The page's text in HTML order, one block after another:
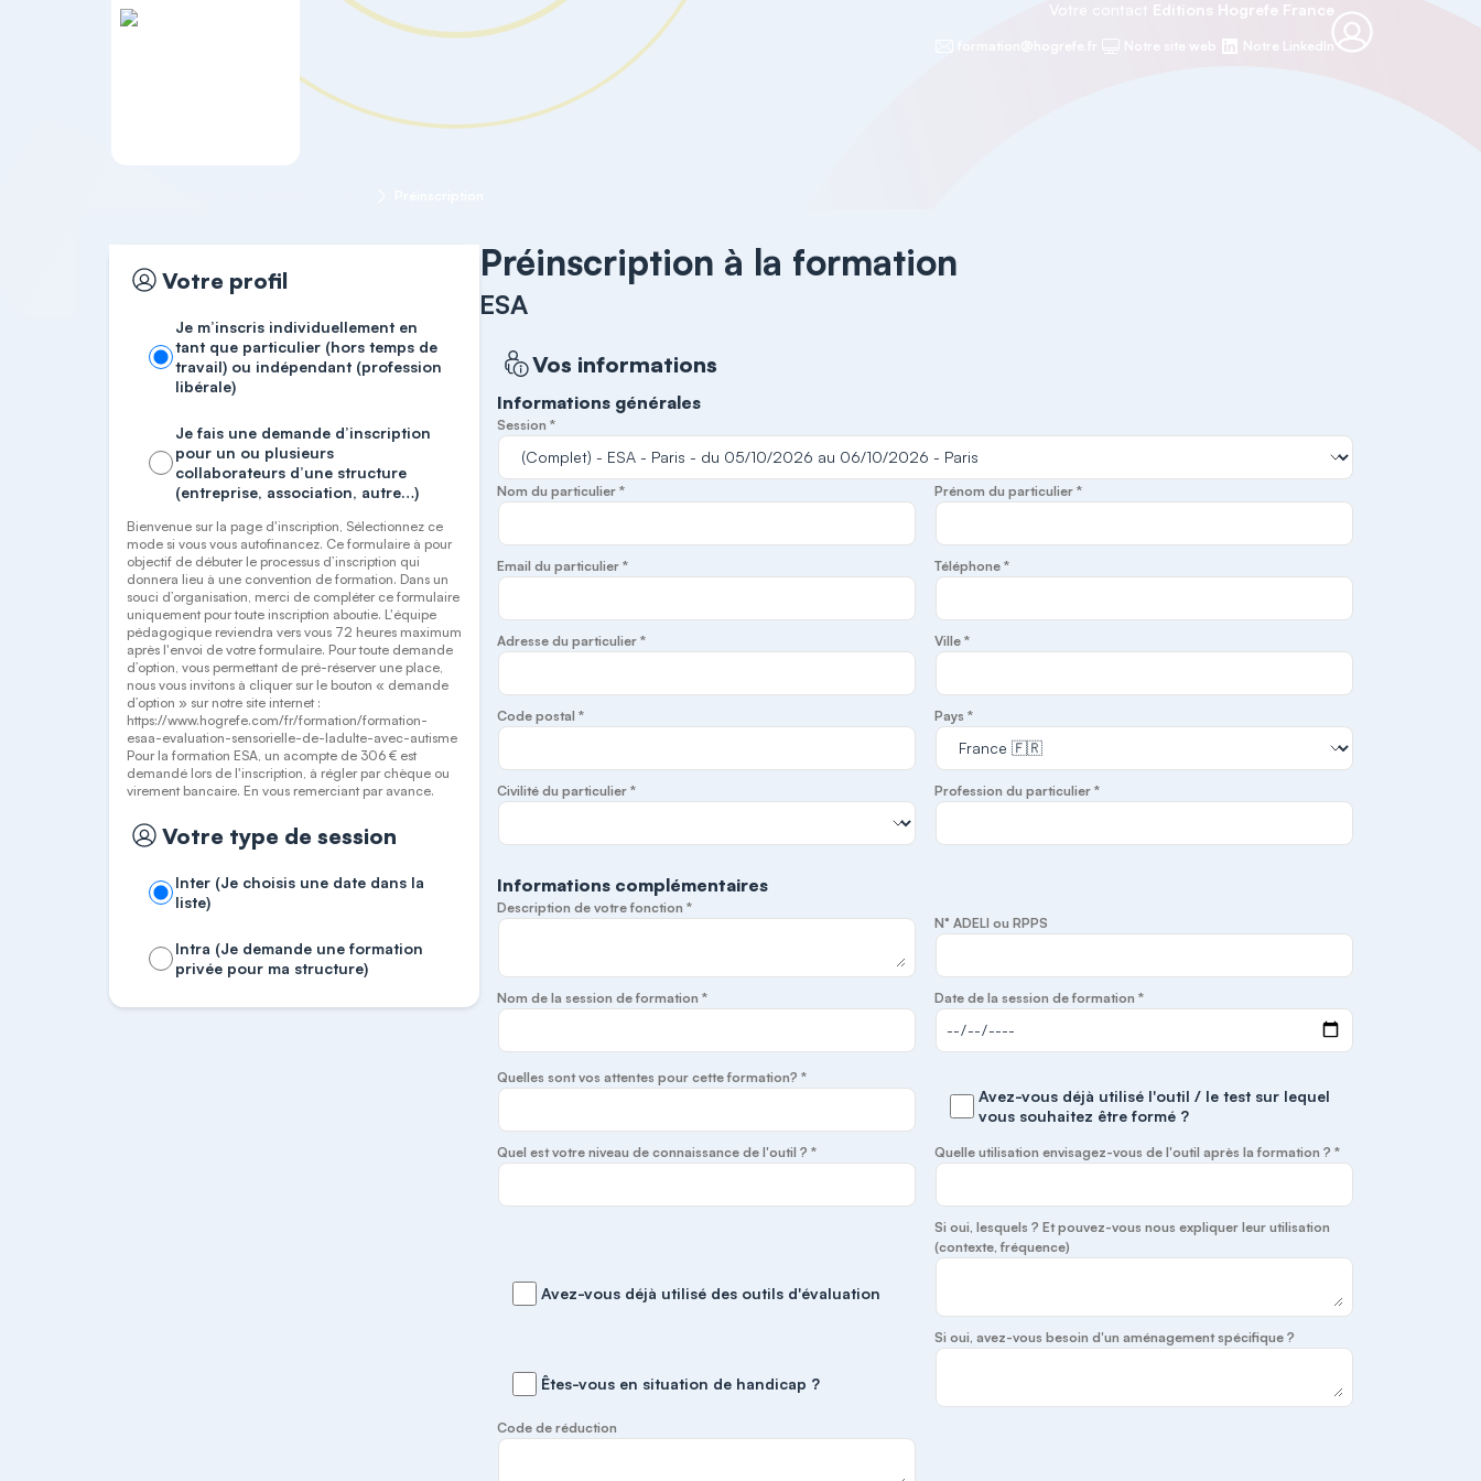
Votre contact Editions Hogrefe France
Notre site web Notre LinkedIn
Votre profil
Je m’inscris individuellement en
tant que particulier (hors temps de
travail) ou indépendant (profession
libérale)
Je fais une demande d’inscription
pour un ou plusieurs
collaborateurs d’une structure
(entreprise, association, autre…)
Bienvenue sur la page d'inscription, Sélectionnez ce
mode si vous vous autofinancez. Ce formulaire à pour
objectif de débuter le processus d’inscription qui
donnera lieu à une convention de formation. Dans un
souci d’organisation, merci de compléter ce formulaire
uniquement pour toute inscription aboutie. L'équipe
pédagogique reviendra vers vous 72 heures maximum
après l'envoi de votre formulaire. Pour toute demande
d’option, vous permettant de pré-réserver une place,
nous vous invitons à cliquer sur le bouton « demande
d’option » sur notre site internet :
https://www.hogrefe.com/fr/formation/formation-
esaa-evaluation-sensorielle-de-ladulte-avec-autisme
Pour la formation ESA, un acompte de 306 € est
demandé lors de l'inscription, à régler par chèque ou
virement bancaire. En vous remerciant par avance.
Votre type de session
Inter (Je choisis une date dans la
liste)
Intra (Je demande une formation
privée pour ma structure)
Préinscription à la formation
ESA
Vos informations
Informations générales
Session *
Nom du particulier * Prénom du particulier *
Email du particulier * Téléphone *
Adresse du particulier * Ville *
Code postal * Pays *
Civilité du particulier * Profession du particulier *
Informations complémentaires
Description de votre fonction *
N° ADELI ou RPPS
Nom de la session de formation * Date de la session de formation *
Quelles sont vos attentes pour cette formation? *
Avez-vous déjà utilisé l'outil / le test sur lequel
vous souhaitez être formé ?
Quel est votre niveau de connaissance de l'outil ? * Quelle utilisation envisagez-vous de l'outil après la formation ? *
Avez-vous déjà utilisé des outils d'évaluation
Si oui, lesquels ? Et pouvez-vous nous expliquer leur utilisation
(contexte, fréquence)
Êtes-vous en situation de handicap ?
Si oui, avez-vous besoin d'un aménagement spécifique ?
Code de réduction